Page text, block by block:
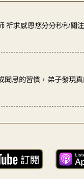
聞思的習慣，弟子發現
去找一個很安靜、很
祈求感恩您分分秒秒